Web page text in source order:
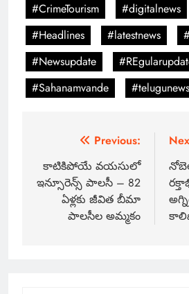
#CrimeTourism
#digitalnews
#Headlines
#latestnews
#Newsupdate
#Sahanamvande
#telugunews
Previous:
కాటికిపోయే వయసులో
ఇన్సూరెన్స్ పాలసీ – 82
ఏళ్లకు జీవిత బీమా
పాలసీల అమ్మకం